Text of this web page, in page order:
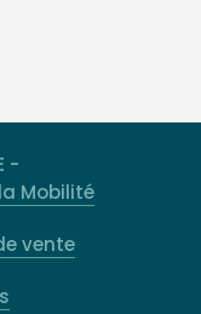
-
Mobilité
vente